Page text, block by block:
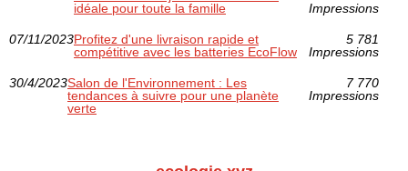
idéale pour toute la famille
Impressions
07/11/2023Profitez d'une livraison rapide et
compétitive avec les batteries EcoFlow
5 781
Impressions
30/4/2023Salon de l'Environnement : Les
tendances à suivre pour une planète
verte
7 770
Impressions